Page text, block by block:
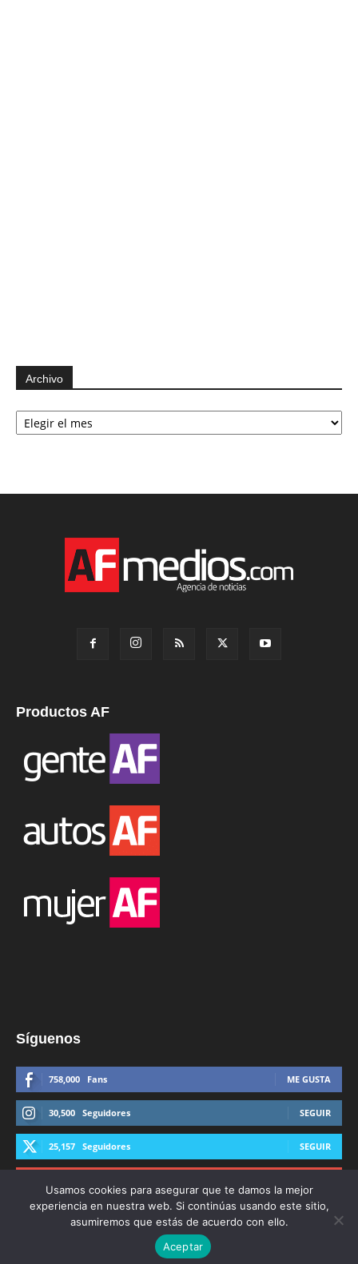
Archivo
Archivo
Productos AF
Síguenos
758,000 Fans ME GUSTA
30,500 Seguidores SEGUIR
25,157 Seguidores SEGUIR
© Derechos Reservados AFmedios 2021
Usamos cookies para asegurar que te damos la mejor
experiencia en nuestra web. Si continúas usando este sitio,
asumiremos que estás de acuerdo con ello.
Aceptar